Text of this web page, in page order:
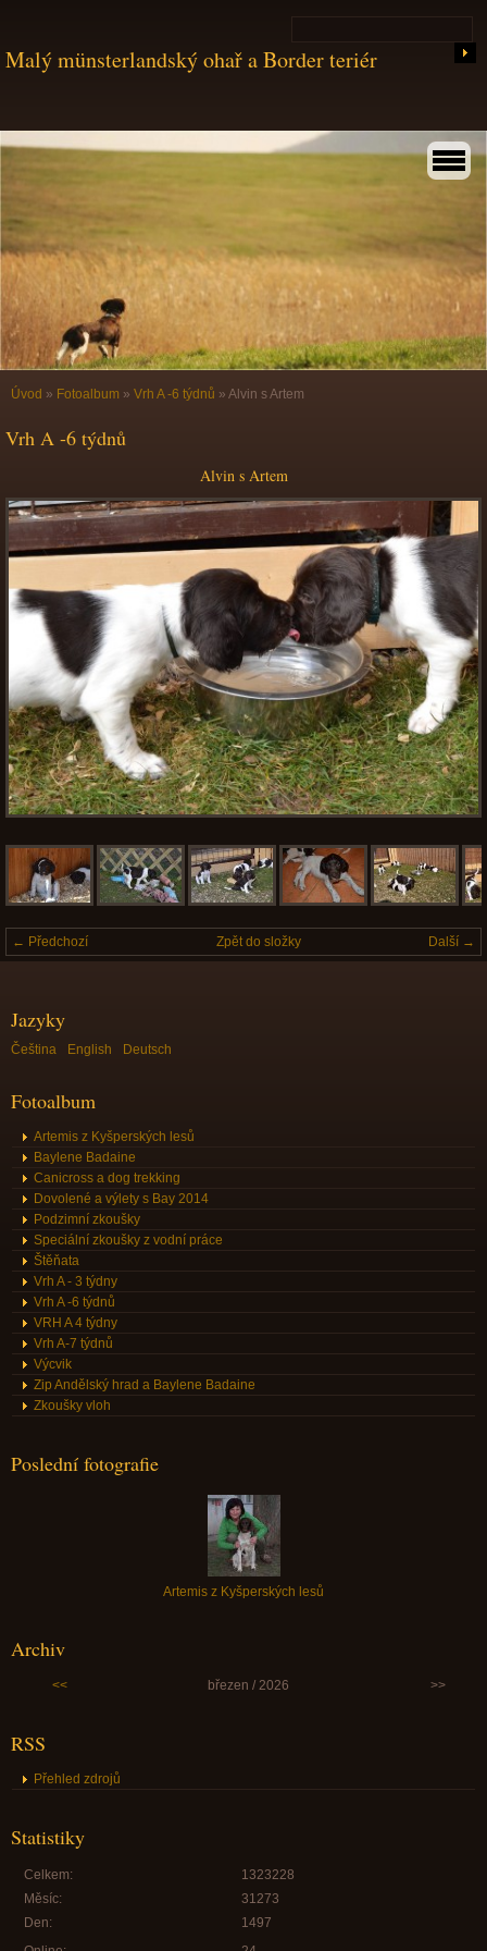
Malý münsterlandský ohař a Border teriér
Úvod » Fotoalbum » Vrh A -6 týdnů » Alvin s Artem
Vrh A -6 týdnů
Alvin s Artem
← Předchozí Další →
Zpět do složky
Jazyky
Čeština English Deutsch
Fotoalbum
Artemis z Kyšperských lesů
Baylene Badaine
Canicross a dog trekking
Dovolené a výlety s Bay 2014
Podzimní zkoušky
Speciální zkoušky z vodní práce
Štěňata
Vrh A - 3 týdny
Vrh A -6 týdnů
VRH A 4 týdny
Vrh A-7 týdnů
Výcvik
Zip Andělský hrad a Baylene Badaine
Zkoušky vloh
Poslední fotografie
Artemis z Kyšperských lesů
Archiv
<< březen / 2026 >>
RSS
Přehled zdrojů
Statistiky
Celkem:
1323228
Měsíc:
31273
Den:
1497